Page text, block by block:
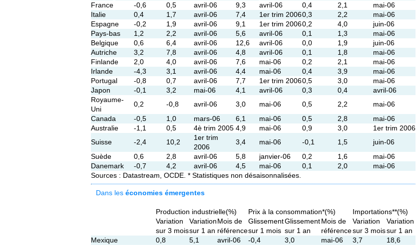
France
-0,6 0,5 avril-06 9,3 avril-06 0,4 2,1
mai-06
Italie
0,4 1,7 avril-06 7,4 1er trim 20060,3 2,2
mai-06
Espagne
-0,2 1,9 avril-06 9,1 1er trim 20060,2 4,0
juin-06
Pays-bas
1,2 2,2 avril-06 5,6 avril-06 0,1 1,3
mai-06
Belgique
0,6 6,4 avril-06 12,6 avril-06 0,0 1,9
juin-06
Autriche
3,2 7,8 avril-06 4,8 avril-06 0,1 1,8
mai-06
Finlande
2,0 4,0 avril-06 7,6 mai-06 0,2 2,1
mai-06
Irlande
-4,3 3,1 avril-06 4,4 mai-06 0,4 3,9
mai-06
Portugal
-0,8 0,7 avril-06 7,7 1er trim 20060,5 3,0
mai-06
Japon
-0,1 3,2 mai-06 4,1 avril-06 0,3 0,4
avril-06
Royaume-
Uni
0,2 -0,8 avril-06 3,0 mai-06 0,5 2,2
mai-06
Canada
-0,5 1,0 mars-06 6,1 mai-06 0,5 2,8
mai-06
Australie
-1,1 0,5 4è trim 2005 4,9 mai-06 0,9 3,0
1er trim 2006
Suisse
-2,4 10,2
1er trim
2006
3,4 mai-06 -0,1 1,5
juin-06
Suède
0,6 2,8 avril-06 5,8 janvier-06 0,2 1,6
mai-06
Danemark
-0,7 4,2 avril-06 4,5 mai-06 0,1 2,0
mai-06
Sources : Datastream, OCDE. * Statistiques non désaisonnalisées.
Dans les économies émergentes
Production industrielle(%) Prix à la consommation*(%)
Importations**(%)
Variation
sur 3 mois
Variation
sur 1 an
Mois de
référence
Glissement
sur 1 mois
Glissement
sur 1 an
Mois de
référence
Variation
sur 3 mois
Variation
sur 1 an
Mexique
0,8 5,1 avril-06 -0,4 3,0 mai-06 3,7
18,6